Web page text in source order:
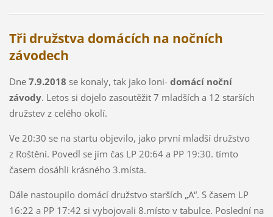
Tři družstva domácích na nočních
závodech
Dne 7.9.2018 se konaly, tak jako loni- domácí noční
závody. Letos si dojelo zasoutěžit 7 mladších a 12 starších
družstev z celého okolí.
Ve 20:30 se na startu objevilo, jako první mladší družstvo
z Roštění. Povedl se jim čas LP 20:64 a PP 19:30. tímto
časem dosáhli krásného 3.místa.
Dále nastoupilo domácí družstvo starších „A“. S časem LP
16:22 a PP 17:42 si vybojovali 8.místo v tabulce. Poslední na